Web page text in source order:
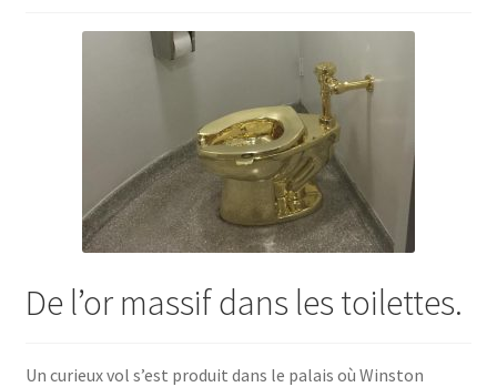
De l’or massif dans les toilettes.
Un curieux vol s’est produit dans le palais où Winston